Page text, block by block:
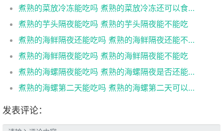
煮熟的菜放冷冻能吃吗 煮熟的菜放冷冻还可以食用吗
煮熟的芋头隔夜能吃吗 煮熟的芋头隔夜能不能吃
煮熟的海鲜隔夜还能吃吗 煮熟的海鲜隔夜还能不能吃
煮熟的海鲜隔夜能吃吗 煮熟的海鲜隔夜能不能吃
煮熟的海螺隔夜能吃吗 煮熟的海螺隔夜是否还能吃
煮熟的海螺第二天能吃吗 煮熟的海螺第二天可以吃吗
发表评论：